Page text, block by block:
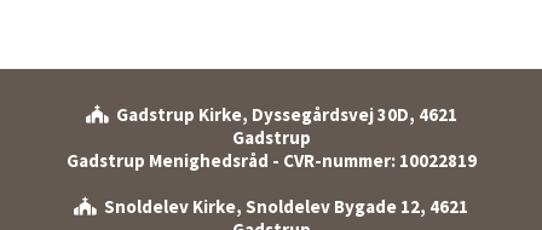
Gadstrup Kirke, Dyssegårdsvej 30D, 4621
Gadstrup
Gadstrup Menighedsråd - CVR-nummer: 10022819
 Snoldelev Kirke, Snoldelev Bygade 12, 4621